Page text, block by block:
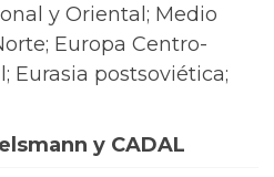
y Oriental; Medio
Europa Centro-
Eurasia postsoviética;
y CADAL